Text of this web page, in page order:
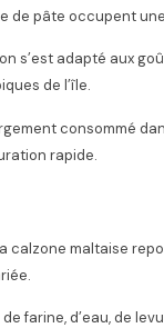
de pâte occupent
s’est adapté aux
de l’île.
consommé
rapide.
calzone maltaise
farine, d’eau, de